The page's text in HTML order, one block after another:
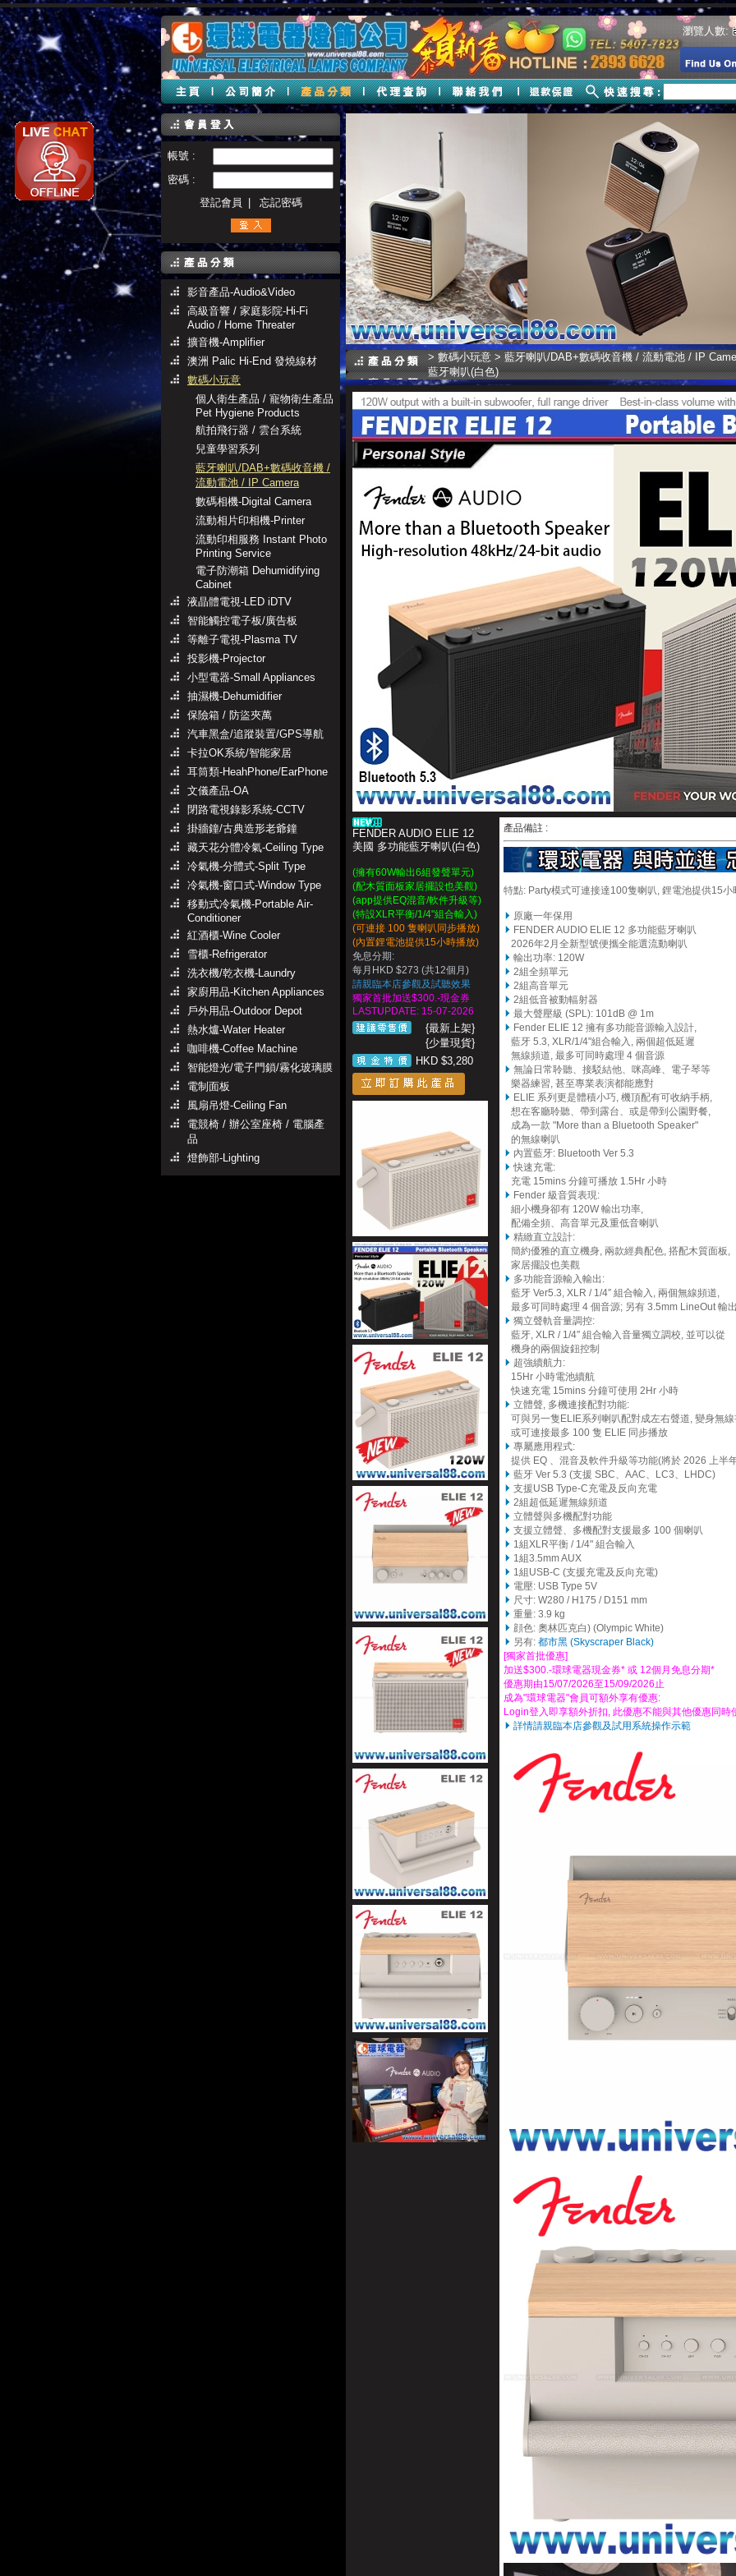
瀏覽人數:
帳號 :
密碼 :
登記會員
忘記密碼
影音產品-Audio&Video
高級音響 / 家庭影院-Hi-Fi
Audio / Home Threater
擴音機-Amplifier
澳洲 Palic Hi-End 發燒線材
數碼小玩意
個人衛生產品 / 寵物衛生產品
Pet Hygiene Products
航拍飛行器 / 雲台系統
兒童學習系列
藍牙喇叭/DAB+數碼收音機 /
流動電池 / IP Camera
數碼相機-Digital Camera
流動相片印相機-Printer
流動印相服務 Instant Photo
Printing Service
電子防潮箱 Dehumidifying
Cabinet
液晶體電視-LED iDTV
智能觸控電子板/廣告板
等離子電視-Plasma TV
投影機-Projector
小型電器-Small Appliances
抽濕機-Dehumidifier
保險箱 / 防盜夾萬
汽車黑盒/追蹤裝置/GPS導航
卡拉OK系統/智能家居
耳筒類-HeahPhone/EarPhone
文儀產品-OA
閉路電視錄影系統-CCTV
掛牆鐘/古典造形老爺鐘
藏天花分體冷氣-Ceiling Type
冷氣機-分體式-Split Type
冷氣機-窗口式-Window Type
移動式冷氣機-Portable Air-
Conditioner
紅酒櫃-Wine Cooler
雪櫃-Refrigerator
洗衣機/乾衣機-Laundry
家廚用品-Kitchen Appliances
戶外用品-Outdoor Depot
熱水爐-Water Heater
咖啡機-Coffee Machine
智能燈光/電子門鎖/霧化玻璃膜
電制面板
風扇吊燈-Ceiling Fan
電競椅 / 辦公室座椅 / 電腦產
品
燈飾部-Lighting
>數碼小玩意>藍牙喇叭/DAB+數碼收音機 / 流動電池 / IP
藍牙喇叭(白色)
FENDER AUDIO ELIE 12
美國 多功能藍牙喇叭(白色)
(擁有60W輸出6組發聲單元)
(配木質面板家居擺設也美觀)
(app提供EQ混音/軟件升級等)
(特設XLR平衡/1/4"組合輸入)
(可連接 100 隻喇叭同步播放)
(內置鋰電池提供15小時播放)
免息分期:
每月HKD $273 (共12個月)
請親臨本店參觀及試聽效果
獨家首批加送$300.-現金券
LASTUPDATE: 15-07-2026
{最新上架}
{少量現貨}
HKD $3,280
產品備註 :
特點: Party模式可連接達100隻喇叭, 鋰電池提供15小
原廠一年保用
FENDER AUDIO ELIE 12 多功能藍牙喇叭
2026年2月全新型號便攜全能選流動喇叭
輸出功率: 120W
2組全頻單元
2組高音單元
2組低音被動輻射器
最大聲壓級 (SPL): 101dB @ 1m
Fender ELIE 12 擁有多功能音源輸入設計,
藍牙 5.3, XLR/1/4"組合輸入, 兩個超低延遲
無線頻道, 最多可同時處理 4 個音源
無論日常聆聽、接駁結他、咪高峰、電子琴等
樂器練習, 甚至專業表演都能應對
ELIE 系列更是體積小巧, 機頂配有可收納手柄,
想在客廳聆聽、帶到露台、或是帶到公園野餐,
成為一款 "More than a Bluetooth Speaker"
的無線喇叭
內置藍牙: Bluetooth Ver 5.3
快速充電:
充電 15mins 分鐘可播放 1.5Hr 小時
Fender 級音質表現:
細小機身卻有 120W 輸出功率,
配備全頻、高音單元及重低音喇叭
精緻直立設計:
簡約優雅的直立機身, 兩款經典配色, 搭配木質面板,
家居擺設也美觀
多功能音源輸入輸出:
藍牙 Ver5.3, XLR / 1/4″ 組合輸入, 兩個無線頻道,
最多可同時處理 4 個音源; 另有 3.5mm LineOut 輸
獨立聲軌音量調控:
藍牙, XLR / 1/4″ 組合輸入音量獨立調校, 並可以從
機身的兩個旋鈕控制
超強續航力:
15Hr 小時電池續航
快速充電 15mins 分鐘可使用 2Hr 小時
立體聲, 多機連接配對功能:
可與另一隻ELIE系列喇叭配對成左右聲道, 變身無
或可連接最多 100 隻 ELIE 同步播放
專屬應用程式:
提供 EQ 、混音及軟件升級等功能(將於 2026 上半
藍牙 Ver 5.3 (支援 SBC、AAC、LC3、LHDC)
支援USB Type-C充電及反向充電
2組超低延遲無線頻道
立體聲與多機配對功能
支援立體聲、多機配對支援最多 100 個喇叭
1組XLR平衡 / 1/4" 組合輸入
1組3.5mm AUX
1組USB-C (支援充電及反向充電)
電壓: USB Type 5V
尺寸: W280 / H175 / D151 mm
重量: 3.9 kg
顔色: 奧林匹克白) (Olympic White)
另有: 都市黑 (Skyscraper Black)
[獨家首批優惠]
加送$300.-環球電器現金券* 或 12個月免息分期*
優惠期由15/07/2026至15/09/2026止
成為"環球電器"會員可額外享有優惠:
Login登入即享額外折扣, 此優惠不能與其他優惠同時
詳情請親臨本店參觀及試用系統操作示範